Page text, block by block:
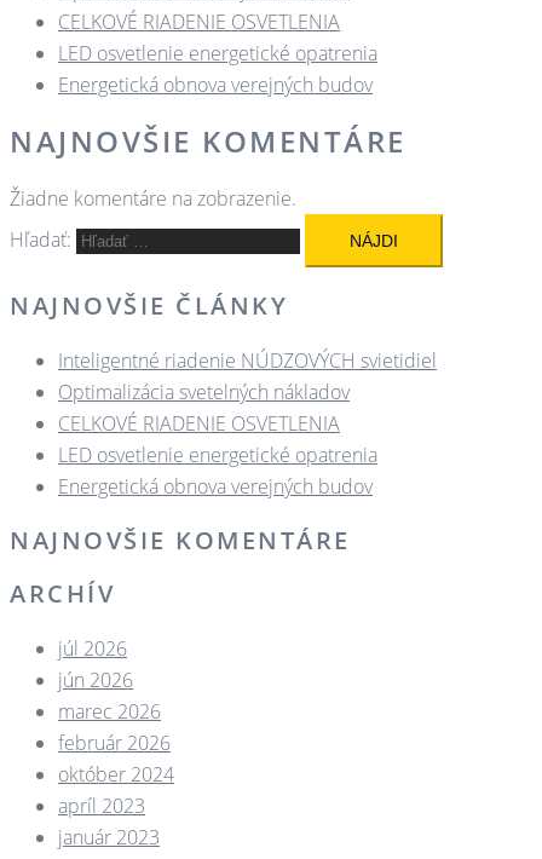
CELKOVÉ RIADENIE OSVETLENIA
LED osvetlenie energetické opatrenia
Energetická obnova verejných budov
NAJNOVŠIE KOMENTÁRE
Žiadne komentáre na zobrazenie.
Hľadať:
NAJNOVŠIE ČLÁNKY
Inteligentné riadenie NÚDZOVÝCH svietidiel
Optimalizácia svetelných nákladov
CELKOVÉ RIADENIE OSVETLENIA
LED osvetlenie energetické opatrenia
Energetická obnova verejných budov
NAJNOVŠIE KOMENTÁRE
ARCHÍV
júl 2026
jún 2026
marec 2026
február 2026
október 2024
apríl 2023
január 2023